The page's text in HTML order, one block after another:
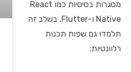
מסגרות בסיסיות כמו React
Native ו-Flutter. בשלב זה
תלמדו גם שפות תכנות
רלוונטיות: